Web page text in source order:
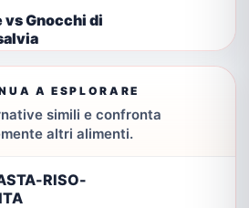
vs Gnocchi di
A ESPLORARE
simili e confronta
altri alimenti.
RISO-